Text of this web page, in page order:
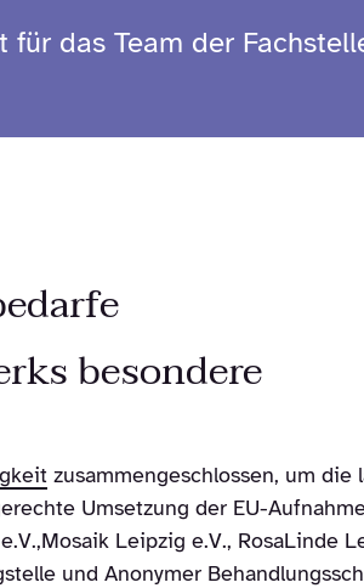
das Team der
besondere
zusammengeschlossen, um die
Umsetzung der EU-
Leipzig e.V., RosaLinde
und Anonymer